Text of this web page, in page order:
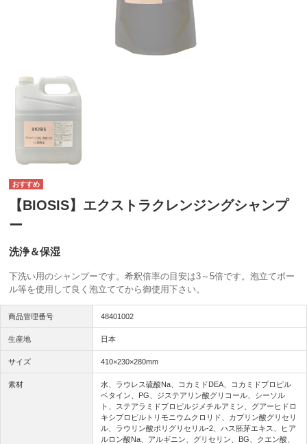
【BIOSIS】エクストラクレンジングシャンプ
ー
洗浄＆保湿
下洗い用のシャンプーです。希釈倍率の目安は3～5倍です。泡立てボー
ル等を使用して良く泡立ててから御使用下さい。
商品管理番号 48401002
生産地 日本
サイズ 410×230×280mm
素材
水、ラウレス硫酸Na、コカミドDEA、コカミドプロピル
ベタイン、PG、ジステアリン酸グリコール、シーソル
ト、ステアラミドプロピルジメチルアミン、グアーヒドロ
キシプロピルトリモニウムクロリド、カプリン酸グリセリ
ル、ラウリン酸ポリグリセリル-2、ハス胚芽エキス、ヒア
ルロン酸Na、アルギニン、グリセリン、BG、クエン酸、